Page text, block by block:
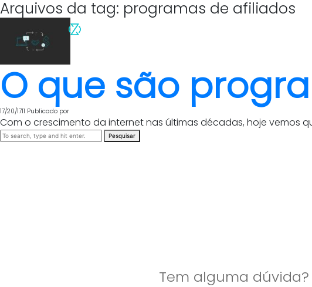
Arquivos da tag: programas de afiliados
O que são
17/20/1711 Publicado por
Com o crescimento da internet nas últimas décadas, hoje vemos
Pesquisar
Tem alguma